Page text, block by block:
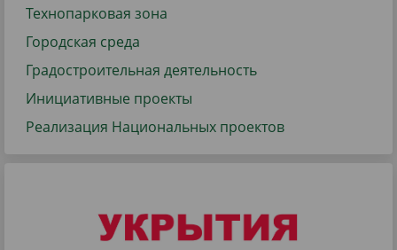
Технопарковая зона
Городская среда
Градостроительная деятельность
Инициативные проекты
Реализация Национальных проектов